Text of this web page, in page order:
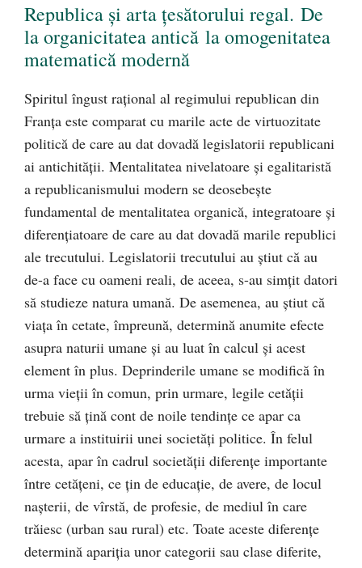
Republica şi arta ţesătorului regal. De
la organicitatea antică la omogenitatea
matematică modernă
Spiritul îngust raţional al regimului republican din
Franţa este comparat cu marile acte de virtuozitate
politică de care au dat dovadă legislatorii republicani
ai antichităţii. Mentalitatea nivelatoare şi egalitaristă
a republicanismului modern se deosebeşte
fundamental de mentalitatea organică, integratoare şi
diferenţiatoare de care au dat dovadă marile republici
ale trecutului. Legislatorii trecutului au ştiut că au
de-a face cu oameni reali, de aceea, s-au simţit datori
să studieze natura umană. De asemenea, au ştiut că
viaţa în cetate, împreună, determină anumite efecte
asupra naturii umane şi au luat în calcul şi acest
element în plus. Deprinderile umane se modifică în
urma vieţii în comun, prin urmare, legile cetăţii
trebuie să ţină cont de noile tendinţe ce apar ca
urmare a instituirii unei societăţi politice. În felul
acesta, apar în cadrul societăţii diferenţe importante
între cetăţeni, ce ţin de educaţie, de avere, de locul
naşterii, de vîrstă, de profesie, de mediul în care
trăiesc (urban sau rural) etc. Toate aceste diferenţe
determină apariţia unor categorii sau clase diferite,